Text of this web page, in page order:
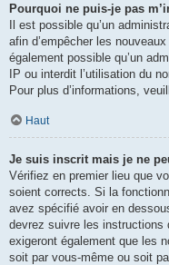
Pourquoi ne puis-je pas
Il est possible qu’un
afin d’empêcher les
également possible qu’un
IP ou interdit l’utilisation du
Pour plus d’informations,
Haut
Je suis inscrit mais je ne
Vérifiez en premier lieu que
soient corrects. Si la
avez spécifié avoir en
devrez suivre les instructions
exigeront également que les
soit par vous-même ou soit